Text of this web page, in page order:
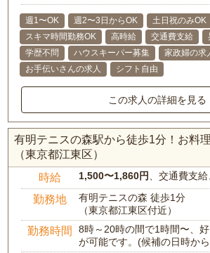
週1〜OK 週2〜3日からOK
土日祝のみOK
スキマ時間勤務OK
高時給 交通費支給
学歴不問
ハウスキーパー募集
家政婦の求
お手伝いさんの求人
シフト自由
この求人の詳細を見る
有明テニスの森駅から徒歩1分！お料
（東京都江東区）
時給 1,500〜1,860円 、交通費支
勤務地
有明テニスの森 徒歩1分
（東京都江東区付近）
勤務時間
8時～20時の間で1時間〜、
が可能です。(候補の日時か